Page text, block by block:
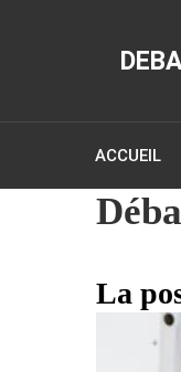
ACCUEIL
La